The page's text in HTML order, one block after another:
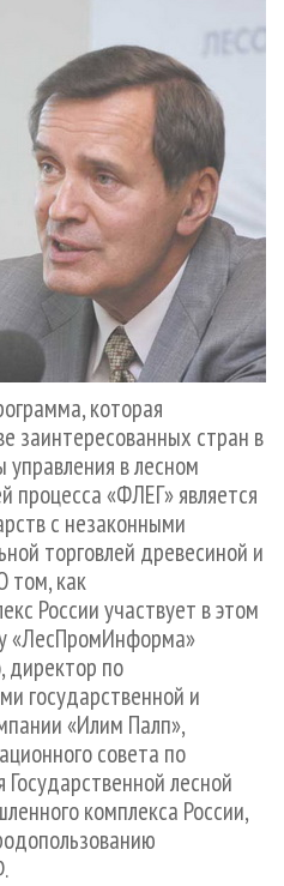
ПЛИТ
которая
заинтересованных стран в
управления в лесном
процесса «ФЛЕГ» является
с незаконными
торговлей древесиной и
том, как
России участвует в этом
«ЛесПромИнформа»
директор по
государственной и
«Илим Палп»,
совета по
лесной
комплекса России,